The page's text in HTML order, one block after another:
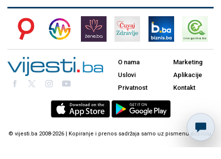
O nama
Uslovi
Privatnost
Marketing
Aplikacije
Kontakt
© vijesti.ba 2008-2026 | Kopiranje i prenos sadržaja samo uz pismenu dozvolu.